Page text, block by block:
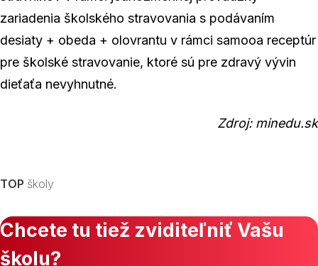
zariadenia školského stravovania s podávaním
desiaty + obeda + olovrantu v rámci samooa receptúr
pre školské stravovanie, ktoré sú pre zdravý vývin
dieťaťa nevyhnutné.
Zdroj: minedu.sk
TOP školy
Chcete tu tiež zviditeľniť Vašu
školu?